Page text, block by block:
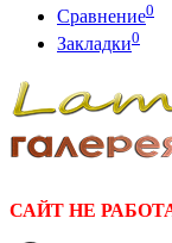
Сравнение0
Закладки0
САЙТ НЕ